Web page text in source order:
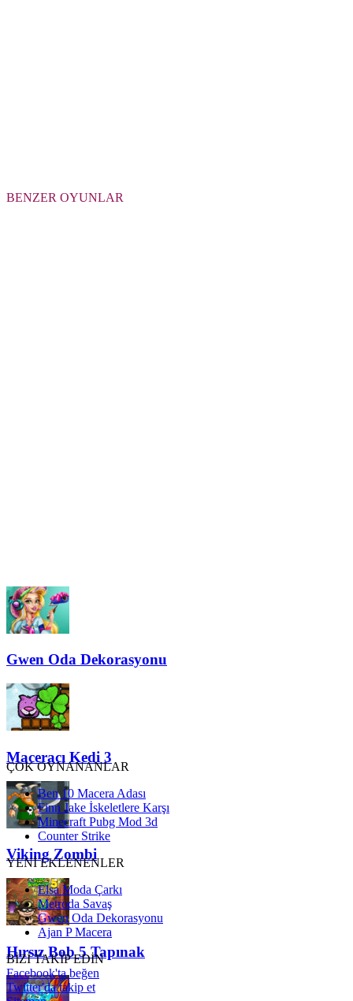
BENZER OYUNLAR
Gwen Oda Dekorasyonu
Maceracı Kedi 3
Viking Zombi
Hırsız Bob 5 Tapınak
ÇOK OYNANANLAR
Ben 10 Macera Adası
Finn Jake İskeletlere Karşı
Minecraft Pubg Mod 3d
Counter Strike
YENİ EKLENENLER
Elsa Moda Çarkı
Metroda Savaş
Gwen Oda Dekorasyonu
Ajan P Macera
BİZİ TAKİP EDİN
Facebook'ta beğen
Twitter'da takip et